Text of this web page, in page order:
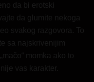
da bi erotski
da glumite nekoga
svakog razgovora. To
sa najskrivenijim
momka ako to
vas karakter.